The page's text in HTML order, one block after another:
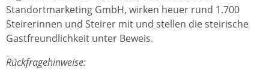
Standortmarketing GmbH, wirken heuer rund 1.700
Steirerinnen und Steirer mit und stellen die steirische
Gastfreundlichkeit unter Beweis.
Rückfragehinweise: